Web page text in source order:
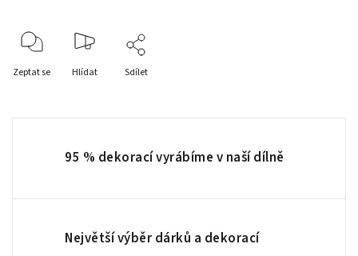
Zeptat se Hlídat Sdílet
95 % dekorací vyrábíme v naší dílně
Největší výběr dárků a dekorací